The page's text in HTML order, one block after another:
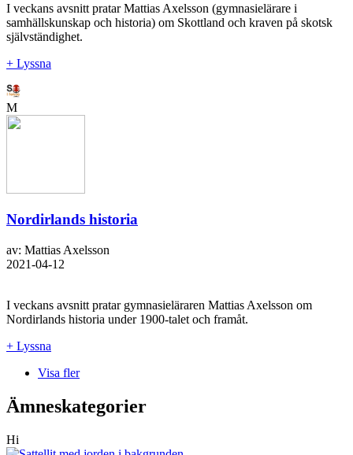
I veckans avsnitt pratar Mattias Axelsson (gymnasielärare i
samhällskunskap och historia) om Skottland och kraven på skotsk
självständighet.
+ Lyssna
M
Nordirlands historia
av: Mattias Axelsson
2021-04-12
I veckans avsnitt pratar gymnasieläraren Mattias Axelsson om
Nordirlands historia under 1900-talet och framåt.
+ Lyssna
Visa fler
Ämneskategorier
Hi